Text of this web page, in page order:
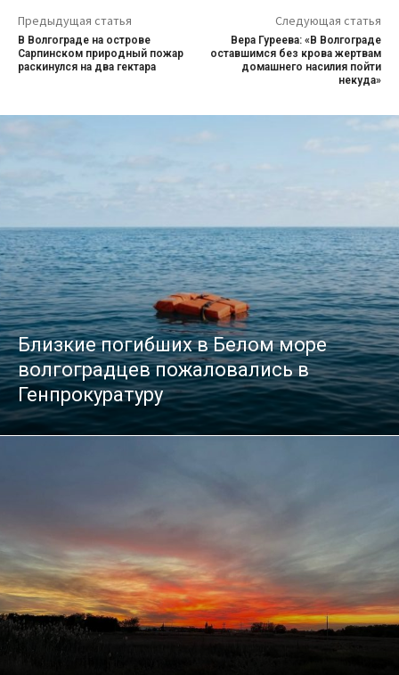
Предыдущая статья
В Волгограде на острове
Сарпинском природный пожар
раскинулся на два гектара
Следующая статья
Вера Гуреева: «В Волгограде
оставшимся без крова жертвам
домашнего насилия пойти
некуда»
Близкие погибших в Белом море
волгоградцев пожаловались в
Генпрокуратуру